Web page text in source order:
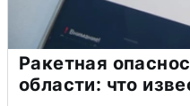
Ракетная
области: что